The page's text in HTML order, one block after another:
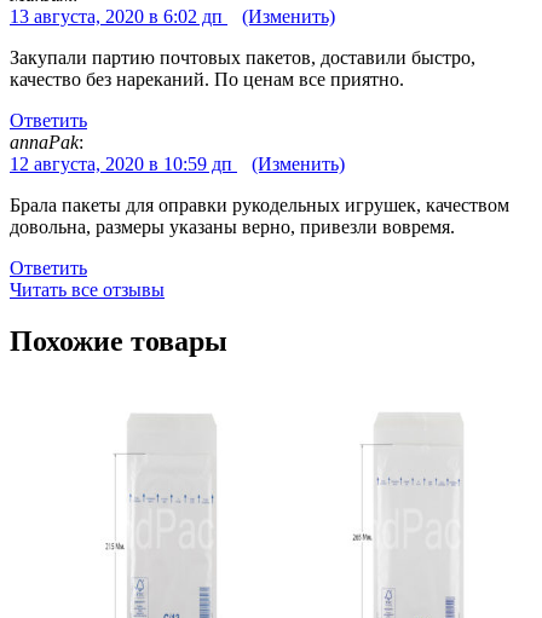
13 августа, 2020 в 6:02 дп
(Изменить)
Закупали партию почтовых пакетов, доставили быстро,
качество без нареканий. По ценам все приятно.
Ответить
annaPak:
12 августа, 2020 в 10:59 дп
(Изменить)
Брала пакеты для оправки рукодельных игрушек, качеством
довольна, размеры указаны верно, привезли вовремя.
Ответить
Читать все отзывы
Похожие товары